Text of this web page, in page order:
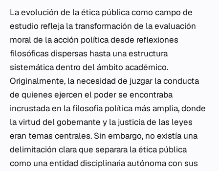
La evolución de la ética pública como campo de
estudio refleja la transformación de la evaluación
moral de la acción política desde reflexiones
filosóficas dispersas hasta una estructura
sistemática dentro del ámbito académico.
Originalmente, la necesidad de juzgar la conducta
de quienes ejercen el poder se encontraba
incrustada en la filosofía política más amplia, donde
la virtud del gobernante y la justicia de las leyes
eran temas centrales. Sin embargo, no existía una
delimitación clara que separara la ética pública
como una entidad disciplinaria autónoma con sus